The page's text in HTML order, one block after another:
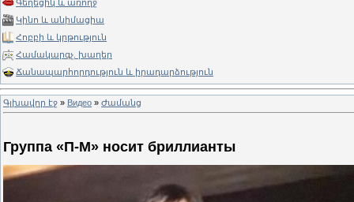
Գեղեցիկ և առողջ
Կինո և անիմացիա
Հոբբի և կրթություն
Համակարգչ. խաղեր
Ճանապարհորդություն և իրադարձություն
Գլխավոր էջ » Видео » Ժամանց
Группа «П-М» носит бриллианты